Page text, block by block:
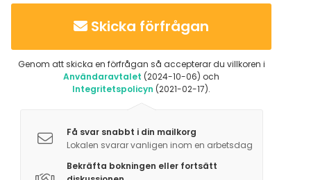
Tilläggsuppgifter om aktiviteter
Skicka förfrågan
Genom att skicka en förfrågan så accepterar du villkoren i
Användaravtalet (2024-10-06) och
Integritetspolicyn (2021-02-17).
Få svar snabbt i din mailkorg
Lokalen svarar vanligen inom en arbetsdag
Bekräfta bokningen eller fortsätt